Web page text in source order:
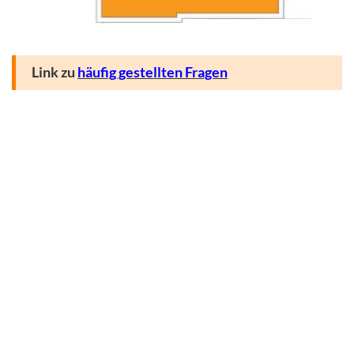
Link zu häufig gestellten Fragen